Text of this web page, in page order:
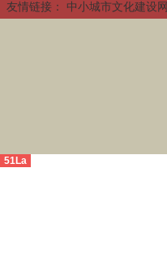
友情链接： 中小城市文化建设网
51La